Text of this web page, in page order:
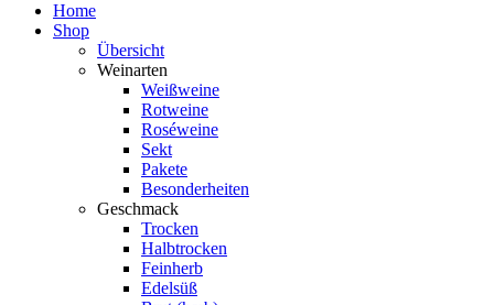
Home
Shop
Übersicht
Weinarten
Weißweine
Rotweine
Roséweine
Sekt
Pakete
Besonderheiten
Geschmack
Trocken
Halbtrocken
Feinherb
Edelsüß